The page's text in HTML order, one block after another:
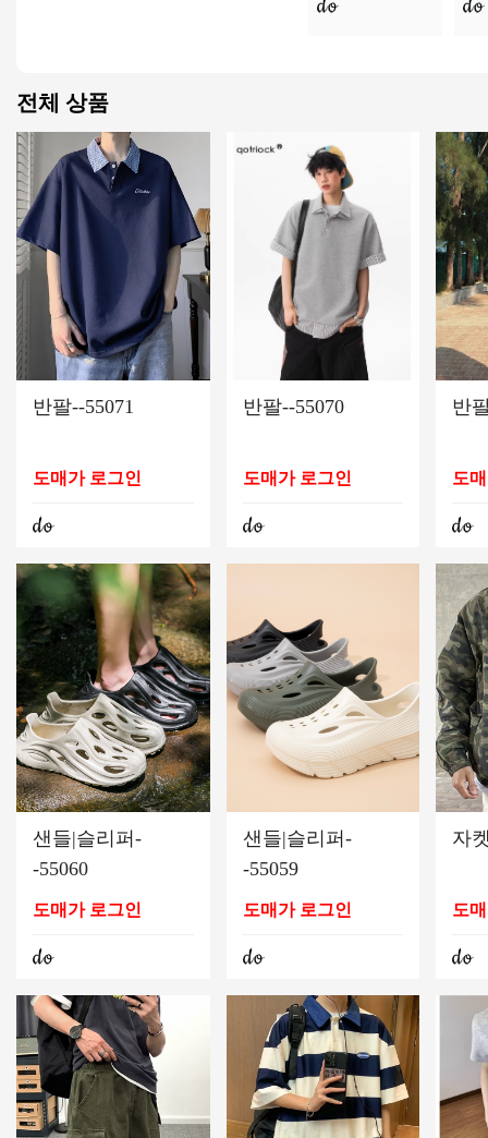
전체 상품
반팔--55071
도매가 로그인
반팔--55070
도매가 로그인
반
도
샌들|슬리퍼-
-55060
도매가 로그인
샌들|슬리퍼-
-55059
도매가 로그인
자
도